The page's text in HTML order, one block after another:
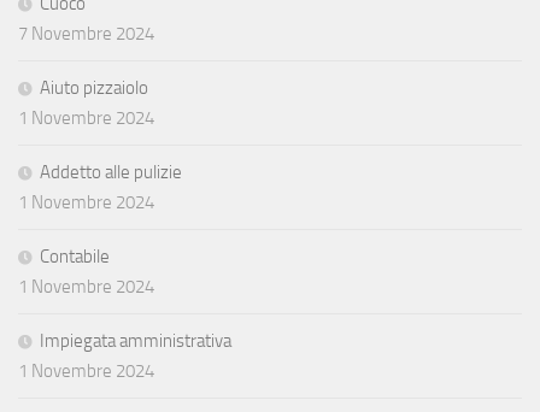
7 Novembre 2024
Aiuto pizzaiolo
1 Novembre 2024
Addetto alle pulizie
1 Novembre 2024
Contabile
1 Novembre 2024
Impiegata amministrativa
1 Novembre 2024